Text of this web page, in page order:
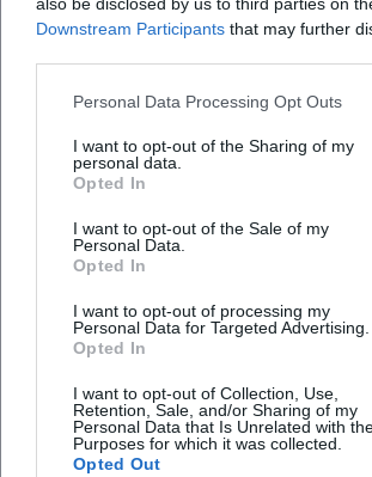
Downstream Participants that may further
Personal Data Processing Opt Outs
I want to opt-out of the Sharing of my
personal data.
Opted In
I want to opt-out of the Sale of my
Personal Data.
Opted In
I want to opt-out of processing my
Personal Data for Targeted Advertising.
Opted In
I want to opt-out of Collection, Use,
Retention, Sale, and/or Sharing of my
Personal Data that Is Unrelated with
Purposes for which it was collected.
Opted Out
Map unavailable
Open in Google Maps
Häufig gestellte Fragen
Wann beginnt das